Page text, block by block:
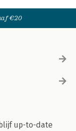
€20
up-to-date